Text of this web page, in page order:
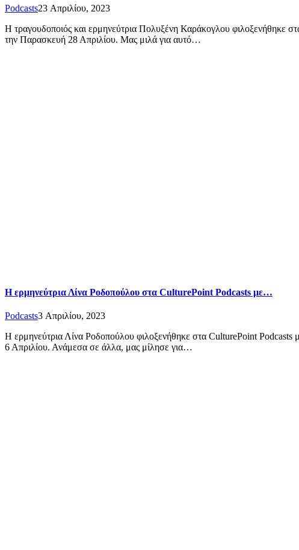
Podcasts23 Απριλίου, 2023
Η τραγουδοποιός και ερμηνεύτρια Πολυξένη Καράκογλου φιλοξενήθηκε
την Παρασκευή 28 Απριλίου. Μας μιλά για αυτό…
Η ερμηνεύτρια Λίνα Ροδοπούλου στα CulturePoint Podcasts με…
Podcasts3 Απριλίου, 2023
Η ερμηνεύτρια Λίνα Ροδοπούλου φιλοξενήθηκε στα CulturePoint
6 Απριλίου. Ανάμεσα σε άλλα, μας μίλησε για…